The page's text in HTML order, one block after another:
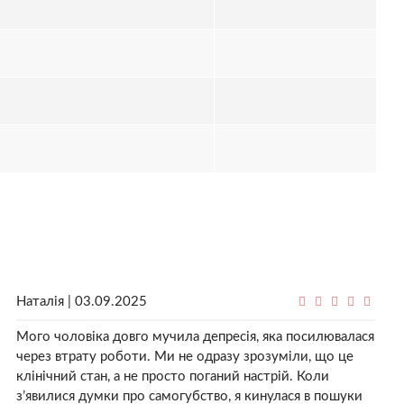
Наталія | 03.09.2025
Мого чоловіка довго мучила депресія, яка посилювалася
через втрату роботи. Ми не одразу зрозуміли, що це
клінічний стан, а не просто поганий настрій. Коли
з’явилися думки про самогубство, я кинулася в пошуки